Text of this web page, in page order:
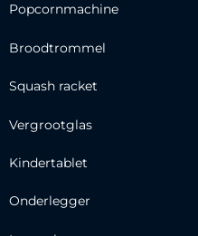
Popcornmachine
Broodtrommel
Squash racket
Vergrootglas
Kindertablet
Onderlegger